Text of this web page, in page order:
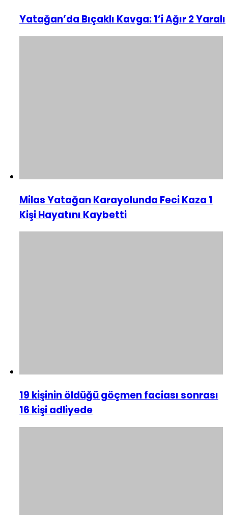
Yatağan’da Bıçaklı Kavga: 1’i Ağır 2 Yaralı
Milas Yatağan Karayolunda Feci Kaza 1
Kişi Hayatını Kaybetti
19 kişinin öldüğü göçmen faciası sonrası
16 kişi adliyede